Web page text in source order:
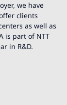
we have
clients
as well as
is part of NTT
in R&D.